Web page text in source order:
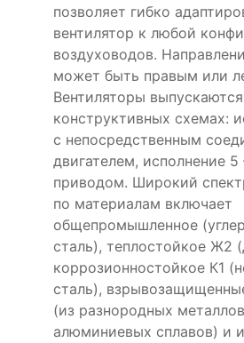
позволяет гибко
вентилятор к любой
воздуховодов.
может быть правым или
Вентиляторы
конструктивных схемах:
с непосредственным
двигателем, исполнение
приводом. Широкий
по материалам включает
общепромышленное
сталь), теплостойкое Ж2
коррозионностойкое К1
сталь),
(из разнородных
алюминиевых сплавов) и